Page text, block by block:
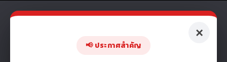
×
📢 ประกาศสำคัญ